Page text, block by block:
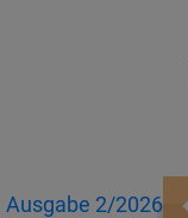
Ausgabe 2/2026